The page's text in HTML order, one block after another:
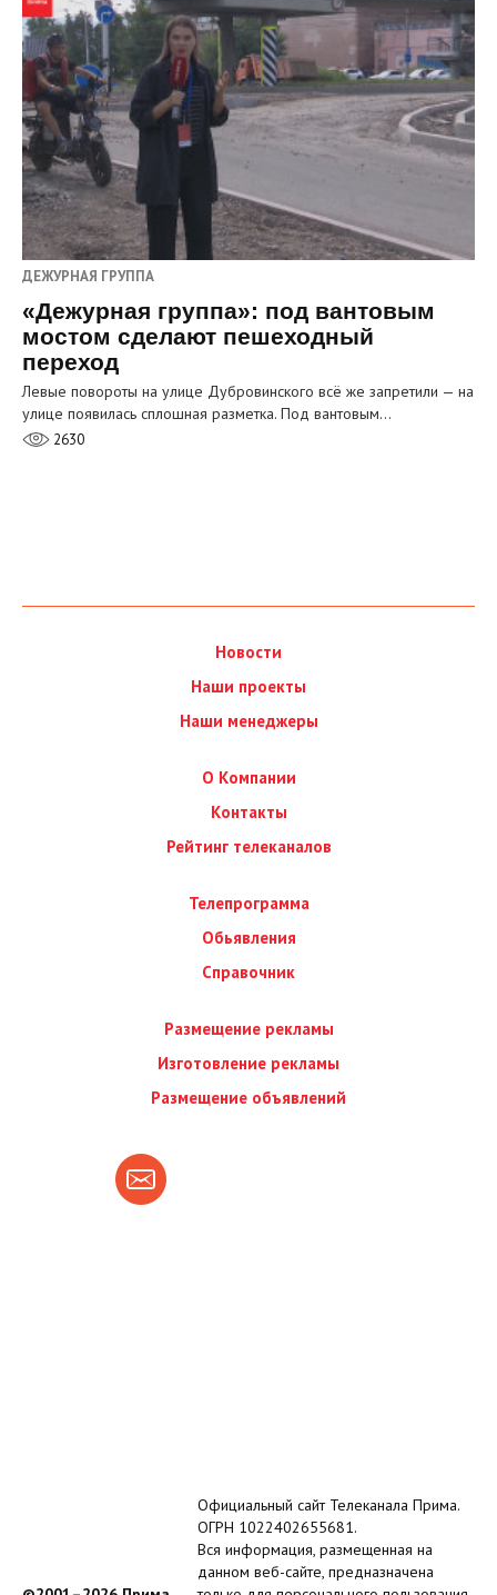
ДЕЖУРНАЯ ГРУППА
«Дежурная группа»: под вантовым
мостом сделают пешеходный
переход
Левые повороты на улице Дубровинского всё же запретили — на
улице появилась сплошная разметка. Под вантовым…
2630
Новости
Наши проекты
Наши менеджеры
О Компании
Контакты
Рейтинг телеканалов
Телепрограмма
Обьявления
Справочник
Размещение рекламы
Изготовление рекламы
Размещение объявлений
Официальный сайт Телеканала Прима.
ОГРН 1022402655681.
Вся информация, размещенная на
данном веб-сайте, предназначена